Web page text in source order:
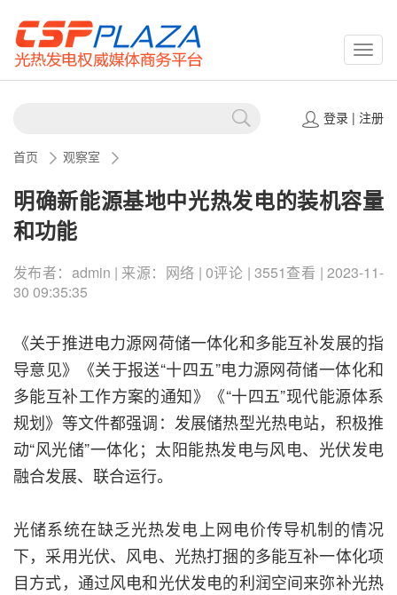
登录| 注册
首页 观察室
明确新能源基地中光热发电的装机容量
和功能
发布者：admin | 来源：网络 | 0评论 | 3551查看 | 2023-11-
30 09:35:35
《关于推进电力源网荷储一体化和多能互补发展的指
导意见》《关于报送“十四五”电力源网荷储一体化和
多能互补工作方案的通知》《“十四五”现代能源体系
规划》等文件都强调：发展储热型光热电站，积极推
动“风光储”一体化；太阳能热发电与风电、光伏发电
融合发展、联合运行。
光储系统在缺乏光热发电上网电价传导机制的情况
下，采用光伏、风电、光热打捆的多能互补一体化项
目方式，通过风电和光伏发电的利润空间来弥补光热